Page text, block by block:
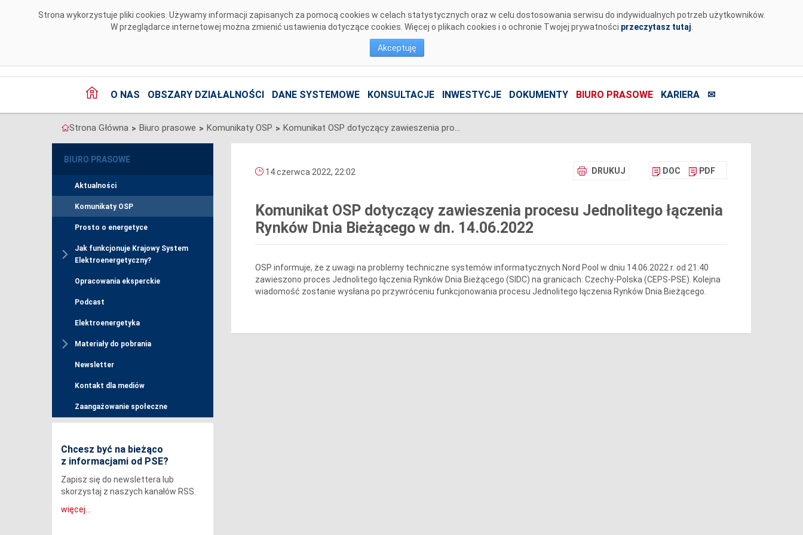
Strona wykorzystuje pliki cookies. Używamy informacji zapisanych za pomocą cookies w celach statystycznych oraz w celu dostosowania serwisu do indywidualnych potrzeb użytkowników.
W przeglądarce internetowej można zmienić ustawienia dotyczące cookies. Więcej o plikach cookies i o ochronie Twojej prywatności przeczytasz tutaj
Akceptuję
O NAS OBSZARY DZIAŁALNOŚCI DANE SYSTEMOWE KONSULTACJE INWESTYCJE DOKUMENTY BIURO PRASOWE KARIERA ✉
Strona Główna > Biuro prasowe > Komunikaty OSP > Komunikat OSP dotyczący zawieszenia procesu Jednolitego łączenia Rynków Dnia Bieżącego w dn. 14.06.2022
BIURO PRASOWE
Aktualności
Komunikaty OSP
Prosto o energetyce
Jak funkcjonuje Krajowy System
Elektroenergetyczny?
Opracowania eksperckie
Podcast
Elektroenergetyka
Materiały do pobrania
Newsletter
Kontakt dla mediów
Zaangażowanie społeczne
Chcesz być na bieżąco
z informacjami od PSE?
Zapisz się do newslettera lub
skorzystaj z naszych kanałów RSS.
więcej...
DRUKUJ DOC PDF
14 czerwca 2022, 22:02
Komunikat OSP dotyczący zawieszenia procesu Jednolitego łączenia
Rynków Dnia Bieżącego w dn. 14.06.2022
OSP informuje, że z uwagi na problemy techniczne systemów informatycznych Nord Pool w dniu 14.06.2022 r. od 21:40
zawieszono proces Jednolitego łączenia Rynków Dnia Bieżącego (SIDC) na granicach: Czechy-Polska (CEPS-PSE). Kolejna
wiadomość zostanie wysłana po przywróceniu funkcjonowania procesu Jednolitego łączenia Rynków Dnia Bieżącego.